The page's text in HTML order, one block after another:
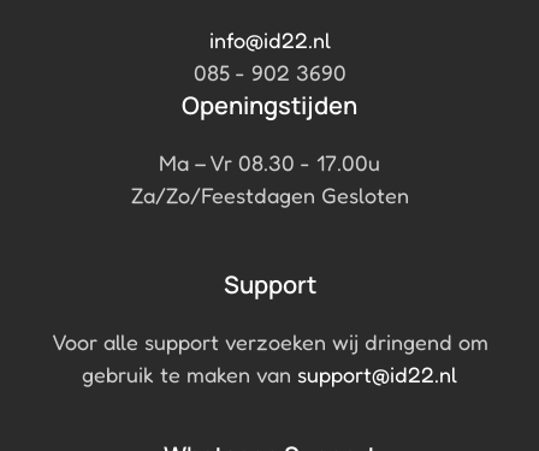
info@id22.nl
085 - 902 3690
Openingstijden
Ma – Vr 08.30 - 17.00u
Za/Zo/Feestdagen Gesloten
Support
Voor alle support verzoeken wij dringend om
gebruik te maken van support@id22.nl